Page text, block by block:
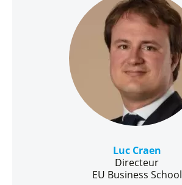
Luc Craen
Directeur
EU Business School